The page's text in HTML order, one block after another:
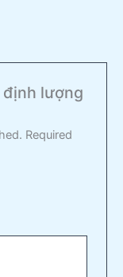
định lượng
Required